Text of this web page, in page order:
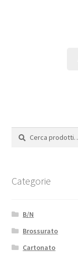
Cerca:
Cerca
Categorie
B/N
Brossurato
Cartonato